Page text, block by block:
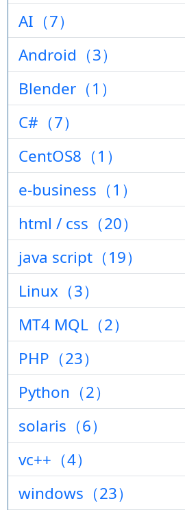
AI（7）
Android（3）
Blender（1）
C#（7）
CentOS8（1）
e-business（1）
html / css（20）
java script（19）
Linux（3）
MT4 MQL（2）
PHP（23）
Python（2）
solaris（6）
vc++（4）
windows（23）